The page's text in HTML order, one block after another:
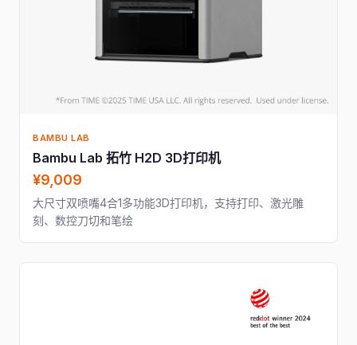
BAMBU LAB
Bambu Lab 拓竹 H2D 3D打印机
¥9,009
大尺寸双喷嘴4合1多功能3D打印机，支持打印、激光雕
刻、数控刀切和笔绘